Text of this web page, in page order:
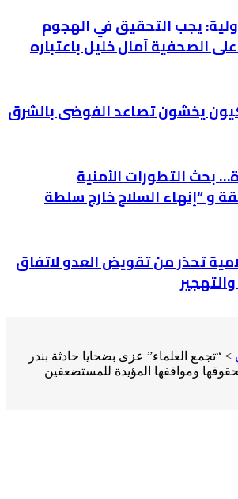
يجب التحقيق في الهجوم
على الصحفية آمال خليل باعتباره
يخشون تصاعد الفوضى بالشرق
بحث التطورات الأمنية
و “إنهاء السلاح خارج سلطة
تحذر من تقويض العدو لاتفاق
> “تجمع العلماء” عزى بضحايا حادثة بندر
ومواقفها المؤيدة للمستضعفين